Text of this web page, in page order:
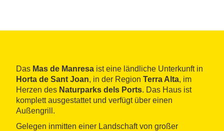
Das Mas de Manresa ist eine ländliche Unterkunft in
Horta de Sant Joan, in der Region Terra Alta, im
Herzen des Naturparks dels Ports. Das Haus ist
komplett ausgestattet und verfügt über einen
Außengrill.
Gelegen inmitten einer Landschaft von großer